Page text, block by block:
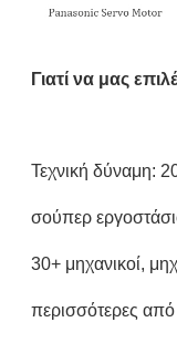
Γιατί να μας
Τεχνική δύναμη:
σούπερ
30+ μηχανικοί,
περισσότερες